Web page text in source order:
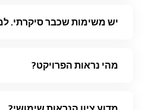
יש משימות שכבר סיקרתי.
מהי נראות הפרויקט?